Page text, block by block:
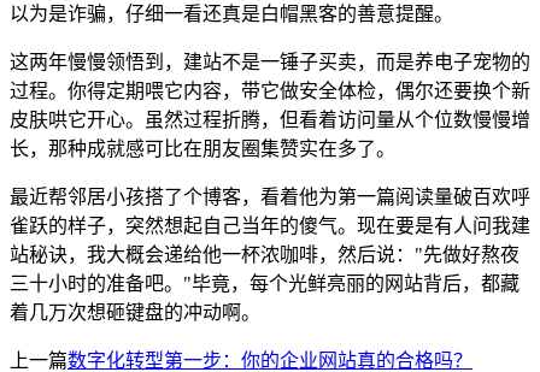
以为是诈骗，仔细一看还真是白帽黑客的善意提醒。
这两年慢慢领悟到，建站不是一锤子买卖，而是养电子宠物的
过程。你得定期喂它内容，带它做安全体检，偶尔还要换个新
皮肤哄它开心。虽然过程折腾，但看着访问量从个位数慢慢增
长，那种成就感可比在朋友圈集赞实在多了。
最近帮邻居小孩搭了个博客，看着他为第一篇阅读量破百欢呼
雀跃的样子，突然想起自己当年的傻气。现在要是有人问我建
站秘诀，我大概会递给他一杯浓咖啡，然后说："先做好熬夜
三十小时的准备吧。"毕竟，每个光鲜亮丽的网站背后，都藏
着几万次想砸键盘的冲动啊。
上一篇数字化转型第一步：你的企业网站真的合格吗？